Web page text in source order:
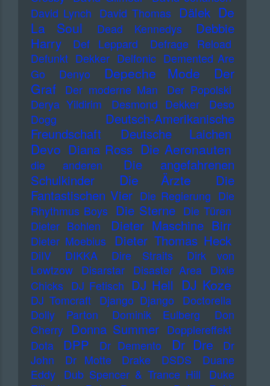
David Lynch David Thomas Dälek De
La Soul
Dead Kennedys
Debbie
Harry
Def Leppard
Defrage Reload
Defunkt Dekker Delfonic Demented Are
Go
Denyo Depeche Mode
Der
Graf
Der moderne Man
Der Popolski
Derya Yildirim
Desmond Dekker
Deso
Dogg
Deutsch-Amerikanische
Freundschaft
Deutsche Laichen
Devo Diana Ross Die Aeronauten
die anderen
Die angefahrenen
Schulkinder
Die Ärzte
Die
Fantastischen Vier Die Regierung Die
Rhythmus Boys Die Sterne Die Türen
Dieter Bohlen
Dieter Maschine Birr
Dieter Moebius Dieter Thomas Heck
DiIV DIKKA Dire Straits
Dirk von
Lowtzow
Disarstar Disaster Area
Dixie
Chicks DJ Fetisch DJ Hell DJ Koze
DJ Tomcraft Django Django
Doctorella
Dolly Parton
Dominik Eulberg
Don
Cherry Donna Summer Dopplereffekt
Dota
DPP Dr Demento Dr Dre
Dr
John
Dr Motte Drake DSDS
Duane
Eddy
Dub Spencer & Trance Hill
Duke